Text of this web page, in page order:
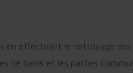
en effectuant le nettoyage
de bains et les parties